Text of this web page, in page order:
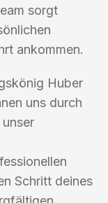
sorgt
ankommen.
Huber
uns durch
Schritt deines